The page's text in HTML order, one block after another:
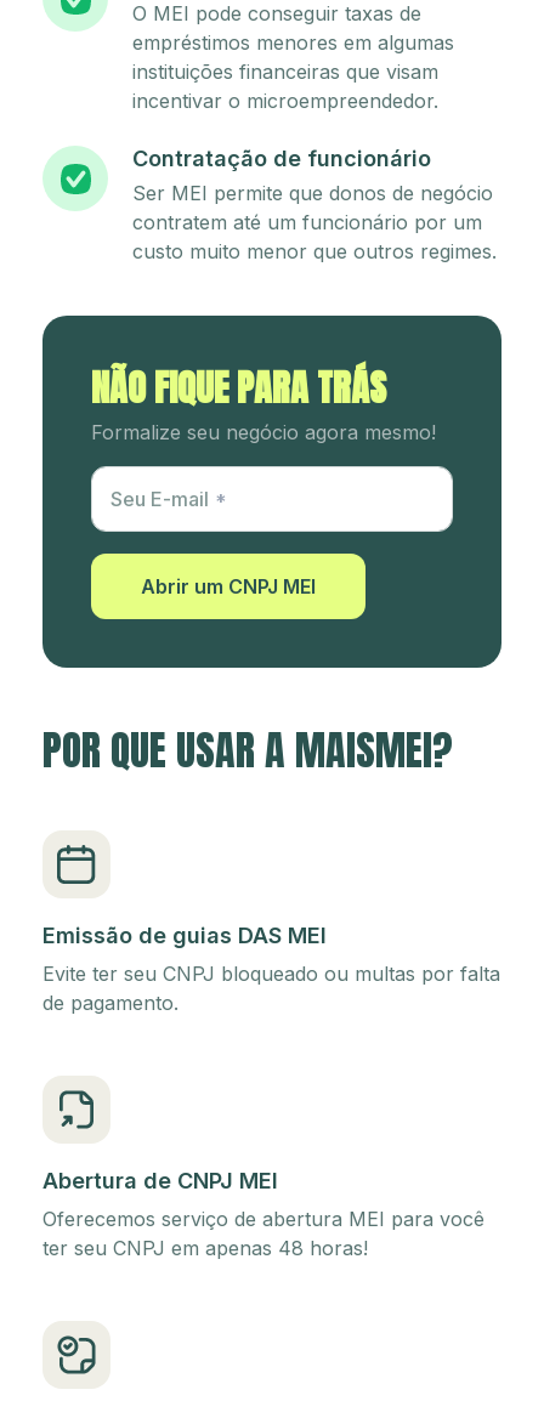
O MEI pode conseguir taxas de
empréstimos menores em algumas
instituições financeiras que visam
incentivar o microempreendedor.
Contratação de funcionário
Ser MEI permite que donos de negócio
contratem até um funcionário por um
custo muito menor que outros regimes.
NÃO FIQUE PARA TRÁS
Formalize seu negócio agora mesmo!
Utm Content
Seu E-mail
Abrir um CNPJ MEI
POR QUE USAR A MAISMEI?
Emissão de guias DAS MEI
Evite ter seu CNPJ bloqueado ou multas por falta
de pagamento.
Abertura de CNPJ MEI
Oferecemos serviço de abertura MEI para você
ter seu CNPJ em apenas 48 horas!